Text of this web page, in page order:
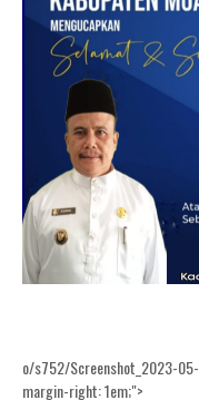
o/s752/Screenshot_2023-
margin-right: 1em;">